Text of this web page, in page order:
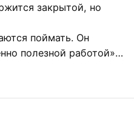
закрытой, но
поймать. Он
полезной работой»…